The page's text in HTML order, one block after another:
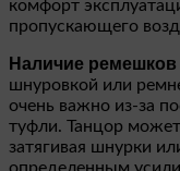
комфорт
пропускающего
Наличие
шнуровкой или
очень важно из-за
туфли. Танцор может
затягивая шнурки
определенным